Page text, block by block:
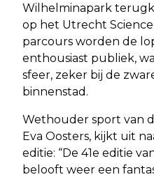
Wilhelminapark
op het Utrecht
parcours worden de
enthousiast publiek,
sfeer, zeker bij de
binnenstad.
Wethouder sport van
Eva Oosters, kijkt uit
editie: “De 41e editie
belooft weer een